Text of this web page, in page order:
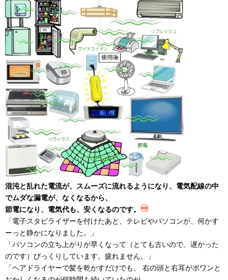
混沌と乱れた電流が、スムーズに流れるようになり、電気配線の中
でムダな漏電が、なくなるから、
節電になり、電気代も、安くなるのです。
「電子スタビライザーを付けたあと、テレビやパソコンが、何かす
ーっと静かになりました。」
「パソコンの立ち上がりが早くなって（とても古いので、遅かった
のです）びっくりしています。疲れません。」
「ヘアドライヤーで髪を乾かすだけでも、 右の頭と右耳がボワンと